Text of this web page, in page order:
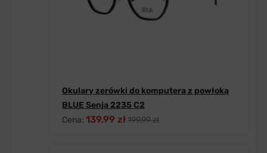
Okulary zerówki do komputera z powłoką
BLUE Senja 2235 C2
Cena: 139,99 zł199,99 zł